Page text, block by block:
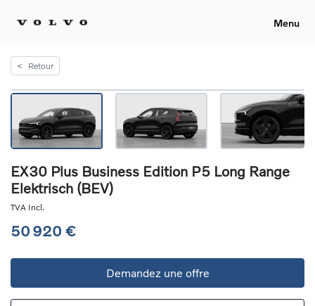
Menu
< Retour
EX30 Plus Business Edition P5 Long Range
Elektrisch (BEV)
TVA Incl.
50 920 €
Demandez une offre